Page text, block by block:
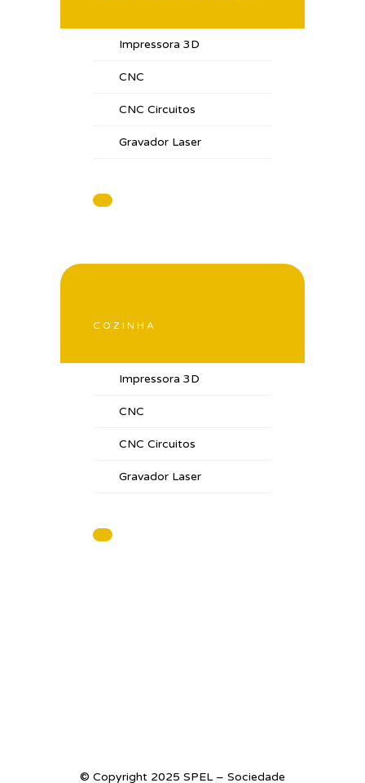
Impressora 3D
CNC
CNC Circuitos
Gravador Laser
COZINHA
Impressora 3D
CNC
CNC Circuitos
Gravador Laser
© Copyright 2025 SPEL – Sociedade